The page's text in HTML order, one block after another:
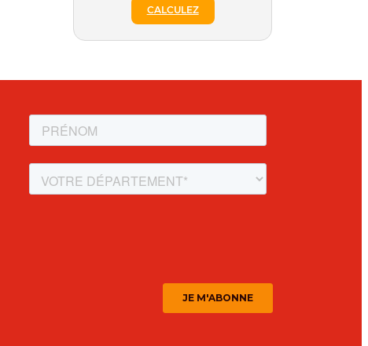
CALCULEZ